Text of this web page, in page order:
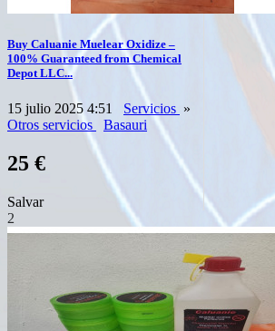
Buy Caluanie Muelear Oxidize –
100% Guaranteed from Chemical
Depot LLC...
15 julio 2025 4:51 Servicios »
Otros servicios
Basauri
25 €
Salvar
2